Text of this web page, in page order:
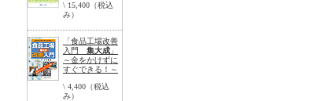
\ 15,400（税込
み）
「食品工場改善
入門 集大成 」
～金をかけずに
すぐできる！～
\ 4,400（税込
み）